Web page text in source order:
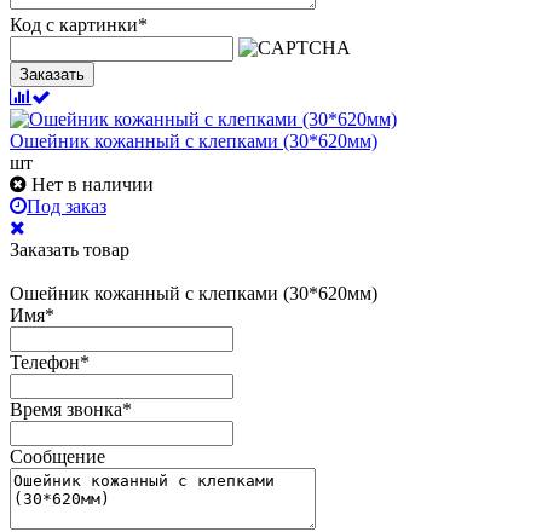
Код с картинки*
Заказать
Ошейник кожанный с клепками (30*620мм)
шт
Нет в наличии
Под заказ
Заказать товар
Ошейник кожанный с клепками (30*620мм)
Имя*
Телефон*
Время звонка*
Сообщение